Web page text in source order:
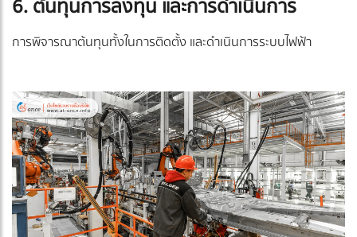
6. ต้นทุนการลงทุน และการดำเนินการ
การพิจารณาต้นทุนทั้งในการติดตั้ง และดำเนินการระบบไฟฟ้า